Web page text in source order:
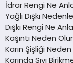
İdrar Rengi Ne
Yağlı Dışkı
Dışkı Rengi Ne
Kaşıntı Neden
Karın Şişliği Neden
Karında Sıvı